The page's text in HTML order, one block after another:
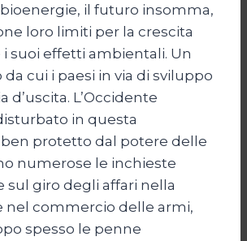
il futuro insomma,
loro limiti per la crescita
suoi effetti ambientali. Un
cui i paesi in via di sviluppo
d’uscita. L’Occidente
in questa
protetto dal potere delle
numerose le inchieste
sul giro degli affari nella
nel commercio delle armi,
spesso le penne